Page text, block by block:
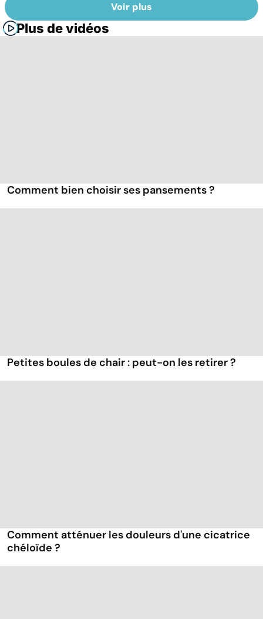
Voir plus
Plus de vidéos
Comment bien choisir ses pansements ?
Petites boules de chair : peut-on les retirer ?
Comment atténuer les douleurs d'une cicatrice
chéloïde ?